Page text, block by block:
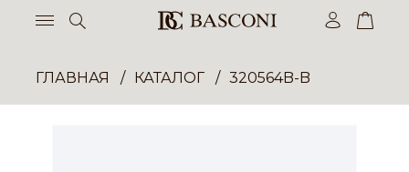
ГЛАВНАЯ КАТАЛОГ 320564B-B